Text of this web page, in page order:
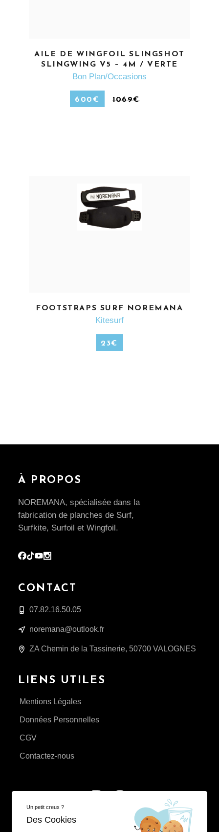
EN SAVOIR PLUS
AILE DE WINGFOIL SLINGSHOT
SLINGWING V5 – 4M / VERTE
Bon Plan/Occasions
600 € 1069€
EN SAVOIR PLUS
FOOTSTRAPS SURF NOREMANA
Kitesurf
23€
À PROPOS
NOREMANA, spécialisée dans la
fabrication de planches de Surf,
Surfkite, Surfoil et Wingfoil.
CONTACT
07.82.16.50.05
noremana@outlook.fr
ZA Chemin de la Tassinerie, 50700 VALOGNES
LIENS UTILES
Mentions Légales
Données Personnelles
CGV
Contactez-nous
Un petit creux ?
Des Cookies